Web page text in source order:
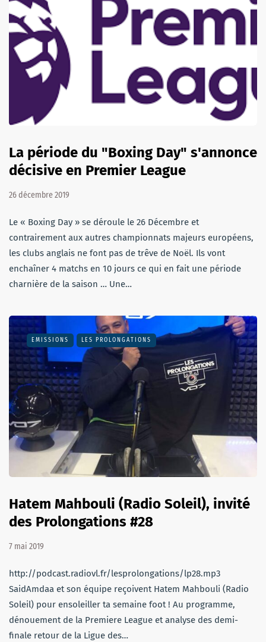
La période du "Boxing Day" s'annonce
décisive en Premier League
26 décembre 2019
Le « Boxing Day » se déroule le 26 Décembre et
contrairement aux autres championnats majeurs européens,
les clubs anglais ne font pas de trêve de Noël. Ils vont
enchaîner 4 matchs en 10 jours ce qui en fait une période
charnière de la saison … Une…
EMISSIONS LES PROLONGATIONS
Hatem Mahbouli (Radio Soleil), invité
des Prolongations #28
7 mai 2019
http://podcast.radiovl.fr/lesprolongations/lp28.mp3
SaidAmdaa et son équipe reçoivent Hatem Mahbouli (Radio
Soleil) pour ensoleiller ta semaine foot ! Au programme,
dénouement de la Premiere League et analyse des demi-
finale retour de la Ligue des…